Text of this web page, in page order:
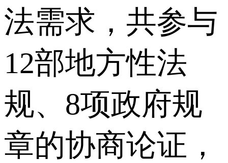
法需求，共参与
12部地方性法
规、8项政府规
章的协商论证，